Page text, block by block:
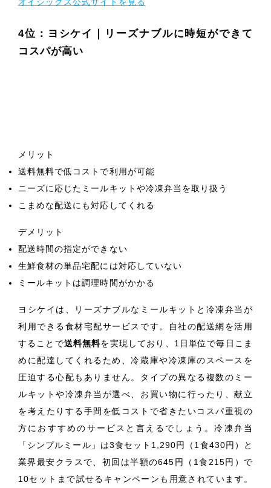
オイシックス公式サイトを見る
4位：ヨシケイ｜リーズナブルに時短ができて
コスパが高い
メリット
送料無料で低コストで利用が可能
ニーズに応じたミールキットや冷凍弁当を取り扱う
こまめな配送にも対応してくれる
デメリット
配送時間の指定ができない
生鮮食材の単品宅配には対応していない
ミールキットは調理時間がかかる
ヨシケイは、リーズナブルなミールキットと冷凍弁当が
利用できる食材宅配サービスです。自社の配送網を活用
することで送料無料を実現しており、1日単位で毎日こま
めに配達してくれるため、冷蔵庫や冷凍庫のスペースを
圧迫する心配もありません。タイプの異なる複数のミー
ルキットや冷凍弁当が選べ、お買い物に行ったり、献立
を考えたりする手間を低コストで省きたいコスパ重視の
方におすすめのサービスと言えるでしょう。冷凍弁当
「シンプルミール」は3食セット1,290円（1食430円）と
業界最安クラスで、初回は半額の645円（1食215円）で
10セットまで試せるキャンペーンも用意されています。